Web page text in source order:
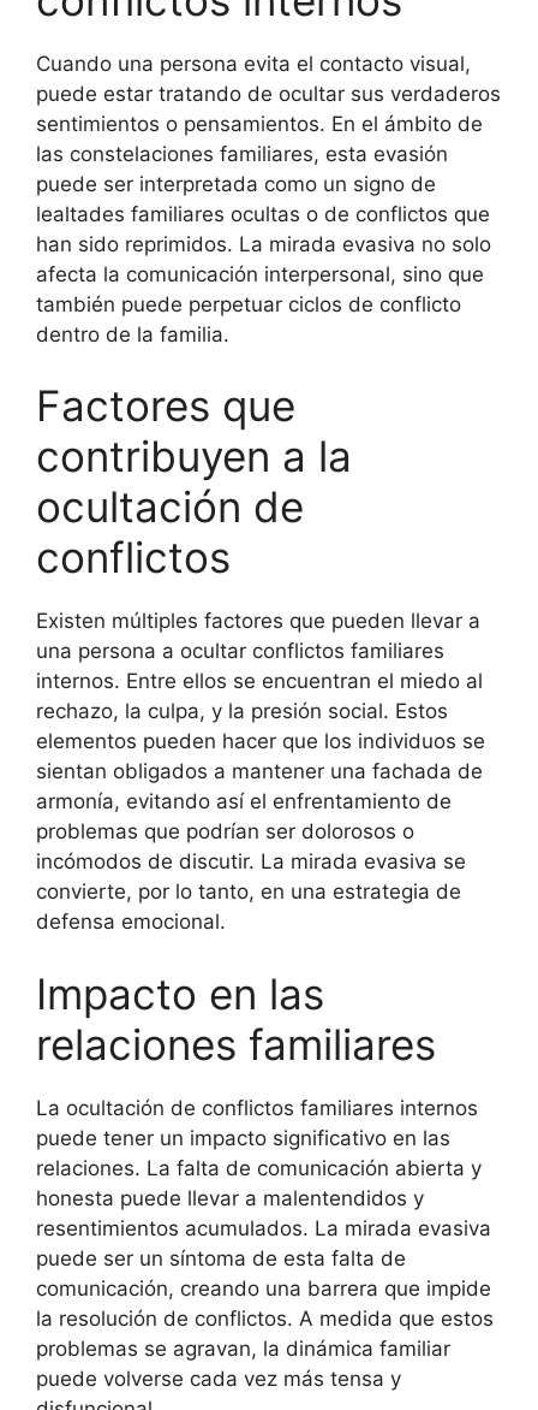
Cuando una persona evita el contacto visual,
puede estar tratando de ocultar sus verdaderos
sentimientos o pensamientos. En el ámbito de
las constelaciones familiares, esta evasión
puede ser interpretada como un signo de
lealtades familiares ocultas o de conflictos que
han sido reprimidos. La mirada evasiva no solo
afecta la comunicación interpersonal, sino que
también puede perpetuar ciclos de conflicto
dentro de la familia.
Factores que
contribuyen a la
ocultación de
conflictos
Existen múltiples factores que pueden llevar a
una persona a ocultar conflictos familiares
internos. Entre ellos se encuentran el miedo al
rechazo, la culpa, y la presión social. Estos
elementos pueden hacer que los individuos se
sientan obligados a mantener una fachada de
armonía, evitando así el enfrentamiento de
problemas que podrían ser dolorosos o
incómodos de discutir. La mirada evasiva se
convierte, por lo tanto, en una estrategia de
defensa emocional.
Impacto en las
relaciones familiares
La ocultación de conflictos familiares internos
puede tener un impacto significativo en las
relaciones. La falta de comunicación abierta y
honesta puede llevar a malentendidos y
resentimientos acumulados. La mirada evasiva
puede ser un síntoma de esta falta de
comunicación, creando una barrera que impide
la resolución de conflictos. A medida que estos
problemas se agravan, la dinámica familiar
puede volverse cada vez más tensa y